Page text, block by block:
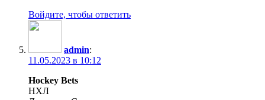
Войдите, чтобы ответить
admin:
11.05.2023 в 10:12
Hockey Bets
НХЛ